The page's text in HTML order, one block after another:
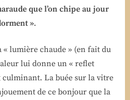
que l’on chipe au jour
».
« lumière chaude » (en fait du
lui donne un « reflet
culminant. La buée sur la vitre
de ce bonjour que la